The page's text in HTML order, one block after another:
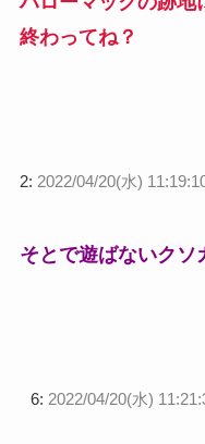
終わってね？
2: 2022/04/20(水)
そとで遊ばないクソ
6: 2022/04/20(水)